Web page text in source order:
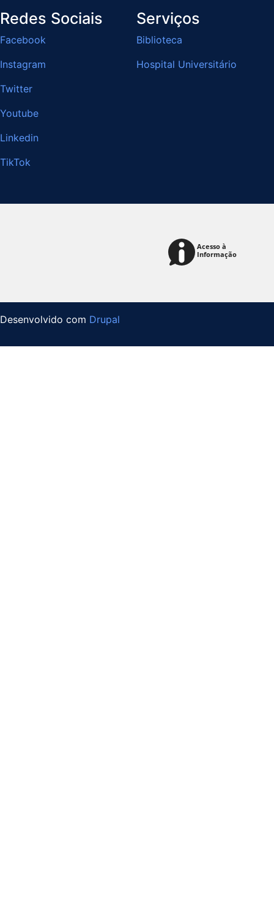
Redes Sociais
Facebook
Instagram
Twitter
Youtube
Linkedin
TikTok
Serviços
Biblioteca
Hospital Universitário
Desenvolvido com Drupal